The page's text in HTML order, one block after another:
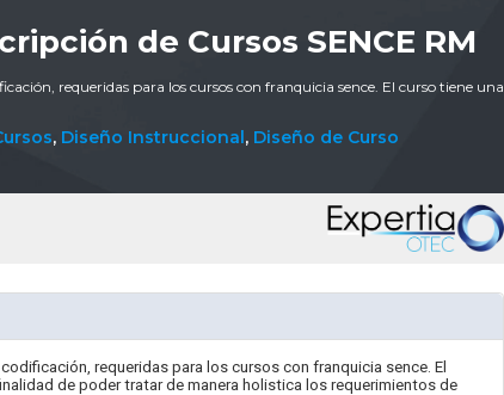
de Cursos SENCE RM
requeridas para los cursos con franquicia sence. El curso tiene una
, Diseño Instruccional, Diseño de Curso
requeridas para los cursos con franquicia sence. El
de poder tratar de manera holistica los requerimientos de